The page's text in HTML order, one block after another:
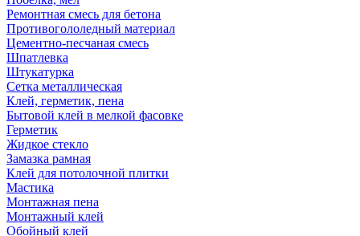
Ремонтная смесь для бетона
Противогололедный материал
Цементно-песчаная смесь
Шпатлевка
Штукатурка
Сетка металлическая
Клей, герметик, пена
Бытовой клей в мелкой фасовке
Герметик
Жидкое стекло
Замазка рамная
Клей для потолочной плитки
Мастика
Монтажная пена
Монтажный клей
Обойный клей